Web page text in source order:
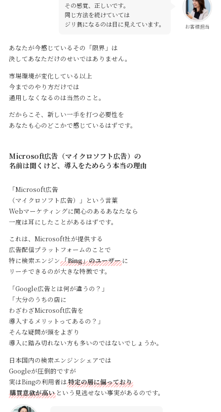
お客様担当
その感覚、正しいです。
同じ方法を続けていては
ジリ貧になるのは目に見えています。
あなたが今感じているその「限界」は
決してあなただけのせいではありません。
市場環境が変化している以上
今までのやり方だけでは
通用しなくなるのは当然のこと。
だからこそ、新しい一手を打つ必要性を
あなたも心のどこかで感じているはずです。
Microsoft広告（マイクロソフト広告）の
名前は聞くけど、導入をためらう本当の理由
「Microsoft広告
（マイクロソフト広告）」という言葉
Webマーケティングに関心のあるあなたなら
一度は耳にしたことがあるはずです。
これは、Microsoft社が提供する
広告配信プラットフォームのことで
特に検索エンジン「Bing」のユーザーに
リーチできるのが大きな特徴です。
「Google広告とは何が違うの？」
「大分のうちの店に
わざわざMicrosoft広告を
導入するメリットってあるの？」
そんな疑問が頭をよぎり
導入に踏み切れない方も多いのではないでしょうか。
日本国内の検索エンジンシェアでは
Googleが圧倒的ですが
実はBingの利用者は特定の層に偏っており
購買意欲が高いという見逃せない事実があるのです。